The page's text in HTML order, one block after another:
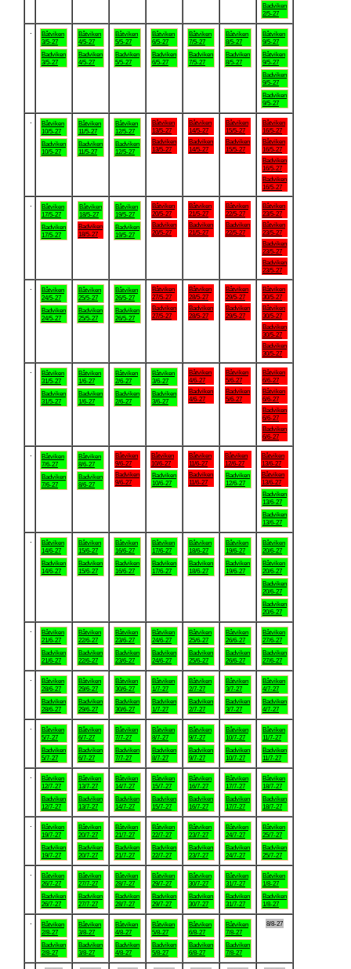
Badviken
2/5-27
Båtviken
3/5-27
Badviken
3/5-27
Båtviken
4/5-27
Badviken
4/5-27
Båtviken
5/5-27
Badviken
5/5-27
Båtviken
6/5-27
Badviken
6/5-27
Båtviken
7/5-27
Badviken
7/5-27
Båtviken
8/5-27
Badviken
8/5-27
Båtviken
9/5-27
Båtviken
9/5-27
Badviken
9/5-27
Badviken
9/5-27
Båtviken
10/5-27
Badviken
10/5-27
Båtviken
11/5-27
Badviken
11/5-27
Båtviken
12/5-27
Badviken
12/5-27
Båtviken
13/5-27
Badviken
13/5-27
Båtviken
14/5-27
Badviken
14/5-27
Båtviken
15/5-27
Badviken
15/5-27
Båtviken
16/5-27
Båtviken
16/5-27
Badviken
16/5-27
Badviken
16/5-27
Båtviken
17/5-27
Badviken
17/5-27
Båtviken
18/5-27
Badviken
18/5-27
Båtviken
19/5-27
Badviken
19/5-27
Båtviken
20/5-27
Badviken
20/5-27
Båtviken
21/5-27
Badviken
21/5-27
Båtviken
22/5-27
Badviken
22/5-27
Båtviken
23/5-27
Båtviken
23/5-27
Badviken
23/5-27
Badviken
23/5-27
Båtviken
24/5-27
Badviken
24/5-27
Båtviken
25/5-27
Badviken
25/5-27
Båtviken
26/5-27
Badviken
26/5-27
Båtviken
27/5-27
Badviken
27/5-27
Båtviken
28/5-27
Badviken
28/5-27
Båtviken
29/5-27
Badviken
29/5-27
Båtviken
30/5-27
Båtviken
30/5-27
Badviken
30/5-27
Badviken
30/5-27
Båtviken
31/5-27
Badviken
31/5-27
Båtviken
1/6-27
Badviken
1/6-27
Båtviken
2/6-27
Badviken
2/6-27
Båtviken
3/6-27
Badviken
3/6-27
Båtviken
4/6-27
Badviken
4/6-27
Båtviken
5/6-27
Badviken
5/6-27
Båtviken
6/6-27
Båtviken
6/6-27
Badviken
6/6-27
Badviken
6/6-27
Båtviken
7/6-27
Badviken
7/6-27
Båtviken
8/6-27
Badviken
8/6-27
Båtviken
9/6-27
Badviken
9/6-27
Båtviken
10/6-27
Badviken
10/6-27
Båtviken
11/6-27
Badviken
11/6-27
Båtviken
12/6-27
Badviken
12/6-27
Båtviken
13/6-27
Båtviken
13/6-27
Badviken
13/6-27
Badviken
13/6-27
Båtviken
14/6-27
Badviken
14/6-27
Båtviken
15/6-27
Badviken
15/6-27
Båtviken
16/6-27
Badviken
16/6-27
Båtviken
17/6-27
Badviken
17/6-27
Båtviken
18/6-27
Badviken
18/6-27
Båtviken
19/6-27
Badviken
19/6-27
Båtviken
20/6-27
Båtviken
20/6-27
Badviken
20/6-27
Badviken
20/6-27
Båtviken
21/6-27
Badviken
21/6-27
Båtviken
22/6-27
Badviken
22/6-27
Båtviken
23/6-27
Badviken
23/6-27
Båtviken
24/6-27
Badviken
24/6-27
Båtviken
25/6-27
Badviken
25/6-27
Båtviken
26/6-27
Badviken
26/6-27
Båtviken
27/6-27
Badviken
27/6-27
Båtviken
28/6-27
Badviken
28/6-27
Båtviken
29/6-27
Badviken
29/6-27
Båtviken
30/6-27
Badviken
30/6-27
Båtviken
1/7-27
Badviken
1/7-27
Båtviken
2/7-27
Badviken
2/7-27
Båtviken
3/7-27
Badviken
3/7-27
Båtviken
4/7-27
Badviken
4/7-27
Båtviken
5/7-27
Badviken
5/7-27
Båtviken
6/7-27
Badviken
6/7-27
Båtviken
7/7-27
Badviken
7/7-27
Båtviken
8/7-27
Badviken
8/7-27
Båtviken
9/7-27
Badviken
9/7-27
Båtviken
10/7-27
Badviken
10/7-27
Båtviken
11/7-27
Badviken
11/7-27
Båtviken
12/7-27
Badviken
12/7-27
Båtviken
13/7-27
Badviken
13/7-27
Båtviken
14/7-27
Badviken
14/7-27
Båtviken
15/7-27
Badviken
15/7-27
Båtviken
16/7-27
Badviken
16/7-27
Båtviken
17/7-27
Badviken
17/7-27
Båtviken
18/7-27
Badviken
18/7-27
Båtviken
19/7-27
Badviken
19/7-27
Båtviken
20/7-27
Badviken
20/7-27
Båtviken
21/7-27
Badviken
21/7-27
Båtviken
22/7-27
Badviken
22/7-27
Båtviken
23/7-27
Badviken
23/7-27
Båtviken
24/7-27
Badviken
24/7-27
Båtviken
25/7-27
Badviken
25/7-27
Båtviken
26/7-27
Badviken
26/7-27
Båtviken
27/7-27
Badviken
27/7-27
Båtviken
28/7-27
Badviken
28/7-27
Båtviken
29/7-27
Badviken
29/7-27
Båtviken
30/7-27
Badviken
30/7-27
Båtviken
31/7-27
Badviken
31/7-27
Båtviken
1/8-27
Badviken
1/8-27
Båtviken
2/8-27
Badviken
2/8-27
Båtviken
3/8-27
Badviken
3/8-27
Båtviken
4/8-27
Badviken
4/8-27
Båtviken
5/8-27
Badviken
5/8-27
Båtviken
6/8-27
Badviken
6/8-27
Båtviken
7/8-27
Badviken
7/8-27
8/8-27